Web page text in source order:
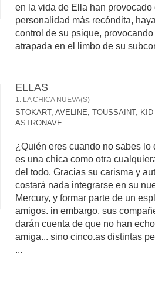
en la vida de Ella han provocado
personalidad más recóndita,
control de su psique,
atrapada en el limbo de su
ELLAS
1. LA CHICA NUEVA(S)
STOKART, AVELINE; TOUSSAINT, KID
ASTRONAVE
¿Quién eres cuando no sabes lo
es una chica como otra
del todo. Gracias su carisma y
costará nada integrarse en su
Mercury, y formar parte de un
amigos. in embargo, sus
darán cuenta de que no han
amiga... sino cinco.as distintas
...